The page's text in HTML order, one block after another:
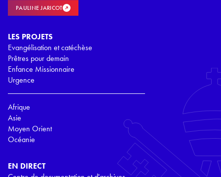
PAULINE JARICOT
LES PROJETS
Evangélisation et catéchèse
Prêtres pour demain
Enfance Missionnaire
Urgence
Afrique
Asie
Moyen Orient
Océanie
EN DIRECT